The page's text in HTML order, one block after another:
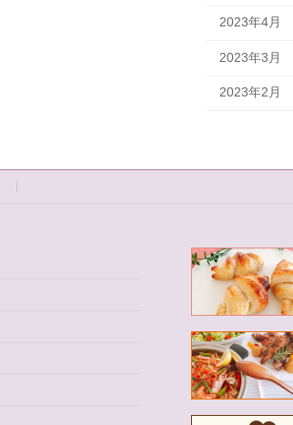
2023年4月
2023年3月
2023年2月